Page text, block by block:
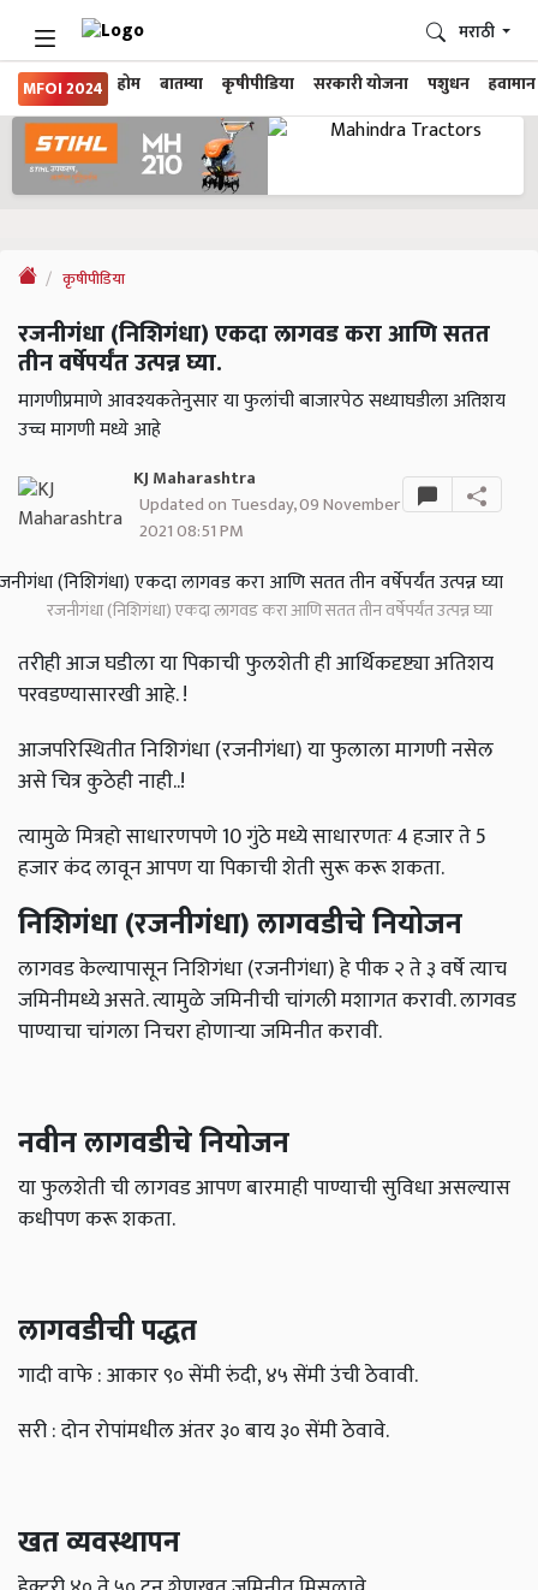
MFOI 2024 होम बातम्या कृषीपीडिया सरकारी योजना पशुधन हवामान
मराठी
कृषीपीडिया
रजनीगंधा (निशिगंधा) एकदा लागवड करा आणि सतत
तीन वर्षेपर्यंत उत्पन्न घ्या.
मागणीप्रमाणे आवश्यकतेनुसार या फुलांची बाजारपेठ सध्याघडीला अतिशय
उच्च मागणी मध्ये आहे
KJ Maharashtra
Updated on Tuesday, 09 November
2021 08:51 PM
रजनीगंधा (निशिगंधा) एकदा लागवड करा आणि सतत तीन वर्षेपर्यंत उत्पन्न घ्या
तरीही आज घडीला या पिकाची फुलशेती ही आर्थिकदृष्ट्या अतिशय
परवडण्यासारखी आहे. !
आजपरिस्थितीत निशिगंधा (रजनीगंधा) या फुलाला मागणी नसेल
असे चित्र कुठेही नाही..!
त्यामुळे मित्रहो साधारणपणे 10 गुंठे मध्ये साधारणतः 4 हजार ते 5
हजार कंद लावून आपण या पिकाची शेती सुरू करू शकता.
निशिगंधा (रजनीगंधा) लागवडीचे नियोजन
लागवड केल्यापासून निशिगंधा (रजनीगंधा) हे पीक २ ते ३ वर्षे त्याच
जमिनीमध्ये असते. त्यामुळे जमिनीची चांगली मशागत करावी. लागवड
पाण्याचा चांगला निचरा होणाऱ्या जमिनीत करावी.
नवीन लागवडीचे नियोजन
या फुलशेती ची लागवड आपण बारमाही पाण्याची सुविधा असल्यास
कधीपण करू शकता.
लागवडीची पद्धत
गादी वाफे : आकार ९० सेंमी रुंदी, ४५ सेंमी उंची ठेवावी.
सरी : दोन रोपांमधील अंतर ३० बाय ३० सेंमी ठेवावे.
खत व्यवस्थापन